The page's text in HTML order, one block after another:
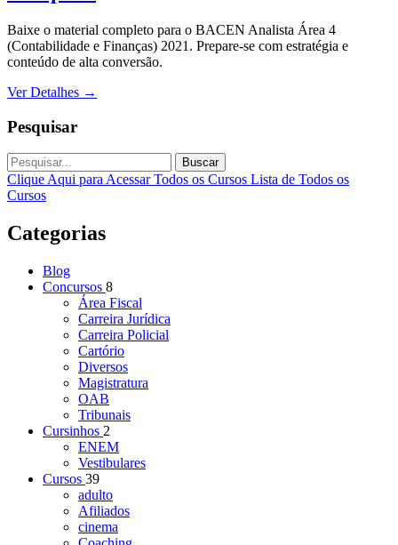
Baixe o material completo para o BACEN Analista Área 4
(Contabilidade e Finanças) 2021. Prepare-se com estratégia e
conteúdo de alta conversão.
Ver Detalhes →
Pesquisar
Buscar
Clique Aqui para Acessar Todos os Cursos Lista de Todos os
Cursos
Categorias
Blog
Concursos 8
Área Fiscal
Carreira Jurídica
Carreira Policial
Cartório
Diversos
Magistratura
OAB
Tribunais
Cursinhos 2
ENEM
Vestibulares
Cursos 39
adulto
Afiliados
cinema